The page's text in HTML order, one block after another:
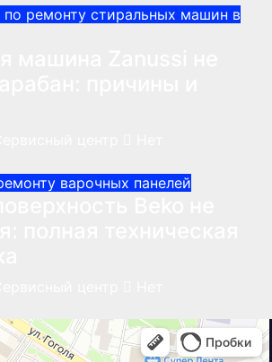
по ремонту стиральных машин в
варочных панелей